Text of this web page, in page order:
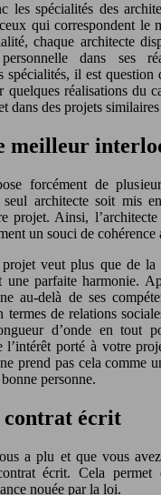
les spécialités des
qui correspondent le
chaque architecte
dans ses
spécialités, il est question
quelques réalisations du
dans des projets
meilleur
forcément de
seul architecte soit mis
projet. Ainsi, l’architecte
un souci de
veut plus que de la
parfaite harmonie.
au-delà de ses
termes de relations
d’onde en tout
l’intérêt porté à votre
prend pas cela comme
personne.
contrat écrit
a plu et que vous avez
écrit. Cela
nouée par la loi.